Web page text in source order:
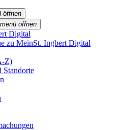
öffnen
öffnen
Digital
zu MeinSt. Ingbert Digital
Z)
Standorte